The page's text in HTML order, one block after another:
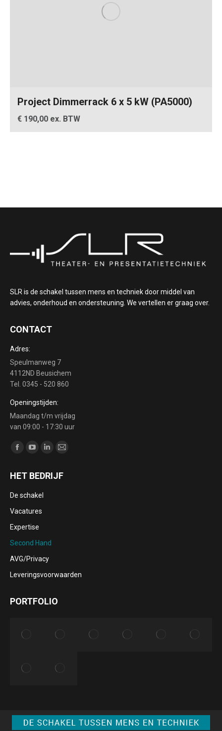
Project Dimmerrack 6 x 5 kW (PA5000)
€ 190,00 ex. BTW
SLR is de schakel tussen mens en techniek door middel van
advies, onderhoud en ondersteuning. We vertellen er graag over.
CONTACT
Adres:
Speulmanweg 7
4112ND Beusichem
Tel. 0345 - 520 860
Openingstijden:
Maandag t/m vrijdag
van 09:00 - 17:30 uur
Vind ons op:
Facebook
opens
YouTube
opens
in
Linkedin
opens
Mail
opens
HET BEDRIJF
De schakel
Vacatures
Expertise
Second Hand
AVG/Privacy
Leveringsvoorwaarden
PORTFOLIO